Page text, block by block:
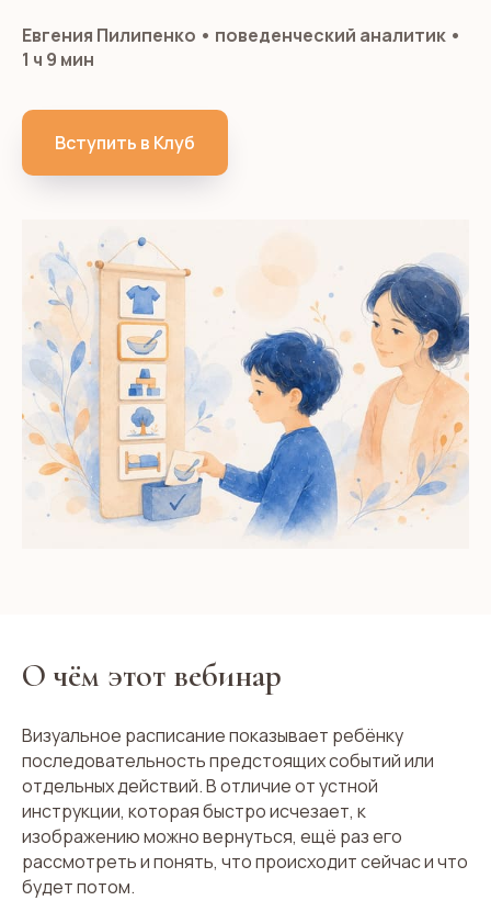
Евгения Пилипенко • поведенческий аналитик •
1 ч 9 мин
Вступить в Клуб
О чём этот вебинар
Визуальное расписание показывает ребёнку
последовательность предстоящих событий или
отдельных действий. В отличие от устной
инструкции, которая быстро исчезает, к
изображению можно вернуться, ещё раз его
рассмотреть и понять, что происходит сейчас и что
будет потом.